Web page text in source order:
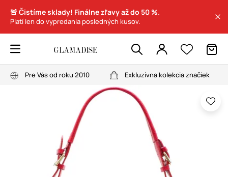
🚨 Čistíme sklady! Finálne zľavy až do 50 %.
Platí len do vypredania posledných kusov.
Pre Vás od roku 2010 Exkluzívna kolekcia značiek